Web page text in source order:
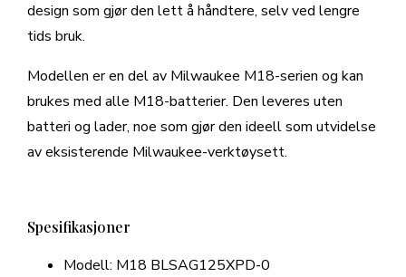
design som gjør den lett å håndtere, selv ved lengre
tids bruk.
Modellen er en del av Milwaukee M18-serien og kan
brukes med alle M18-batterier. Den leveres uten
batteri og lader, noe som gjør den ideell som utvidelse
av eksisterende Milwaukee-verktøysett.
Spesifikasjoner
Modell: M18 BLSAG125XPD-0